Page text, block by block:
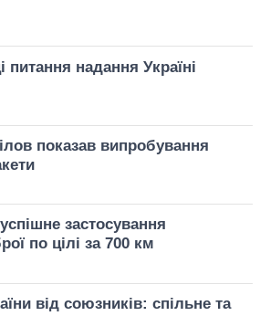
надання Україні
показав випробування
застосування
по цілі за 700 км
від союзників: спільне та